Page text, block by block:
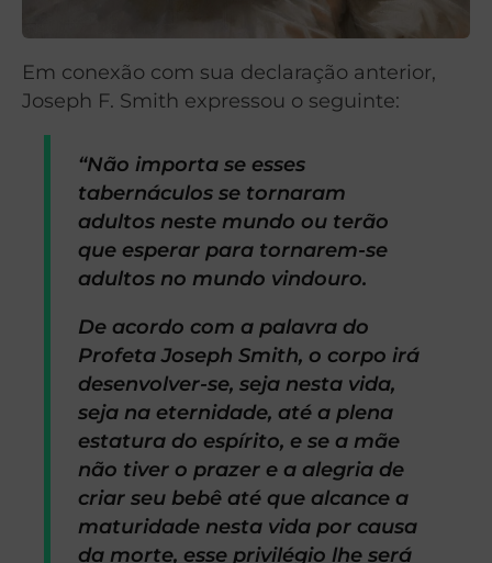
Em conexão com sua declaração anterior,
Joseph F. Smith expressou o seguinte:
“Não importa se esses
tabernáculos se tornaram
adultos neste mundo ou terão
que esperar para tornarem-se
adultos no mundo vindouro.
De acordo com a palavra do
Profeta Joseph Smith, o corpo irá
desenvolver-se, seja nesta vida,
seja na eternidade, até a plena
estatura do espírito, e se a mãe
não tiver o prazer e a alegria de
criar seu bebê até que alcance a
maturidade nesta vida por causa
da morte, esse privilégio lhe será